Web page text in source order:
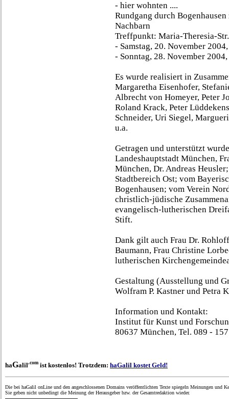
- hier wohnten ....
Rundgang durch
Nachbarn
Treffpunkt: Maria-Theresia-
- Samstag, 20. November
- Sonntag, 28. November
Es wurde realisiert in
Margaretha Eisenhofer,
Albrecht von Homeyer, Peter
Roland Krack, Peter
Schneider, Uri Siegel,
u.a.
Getragen und unterstützt
Landeshauptstadt München,
München, Dr. Andreas
Stadtbereich Ost; vom
Bogenhausen; vom Verein
christlich-jüdische
evangelisch-lutherischen
Stift.
Dank gilt auch Frau Dr.
Baumann, Frau Christine
lutherischen
Gestaltung (Ausstellung und
Wolfram P. Kastner und Petra
Information und Kontakt:
Institut für Kunst und
80637 München, Tel. 089 -
haGalil.com ist kostenlos! Trotzdem: haGalil kostet Geld!
Die bei haGalil onLine und den angeschlossenen Domains veröffentlichten Texte spiegeln Meinungen und
Sie geben nicht unbedingt die Meinung der Herausgeber bzw. der Gesamtredaktion wieder.